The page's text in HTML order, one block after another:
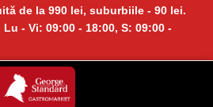
de la 990 lei, suburbiile - 90 lei.
- Vi: 09:00 - 18:00, S: 09:00 -